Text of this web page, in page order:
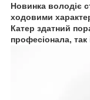
Новинка володіє
ходовими
Катер здатний
професіонала, так